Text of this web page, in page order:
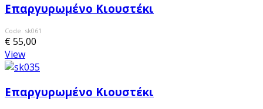
Επαργυρωμένο Κιουστέκι
Code. sk061
€ 55,00
View
Επαργυρωμένο Κιουστέκι